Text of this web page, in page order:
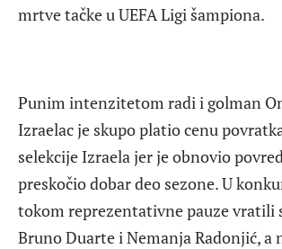
mrtve tačke u UEFA Ligi šampiona.
Punim intenzitetom radi i golman
Izraelac je skupo platio cenu
selekcije Izraela jer je obnovio
preskočio dobar deo sezone. U
tokom reprezentativne pauze vratili
Bruno Duarte i Nemanja Radonjić, a